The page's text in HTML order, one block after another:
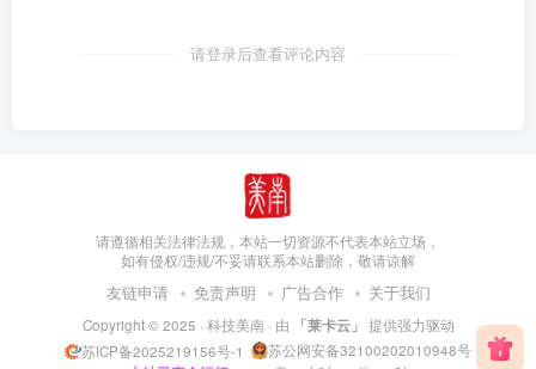
请登录后查看评论内容
请遵循相关法律法规，本站一切资源不代表本站立场，
如有侵权/违规/不妥请联系本站删除，敬请谅解
友链申请 免责声明 广告合作 关于我们
Copyright © 2025 · 科技美南 · 由 「莱卡云」 提供强力驱动
苏ICP备2025219156号-1
苏公网安备32100202010948号